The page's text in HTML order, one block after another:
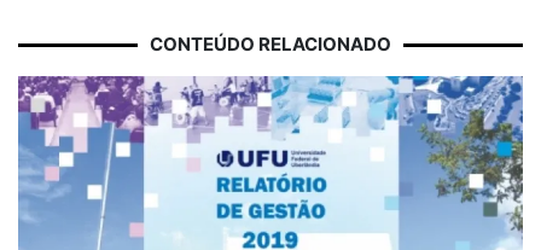
CONTEÚDO RELACIONADO